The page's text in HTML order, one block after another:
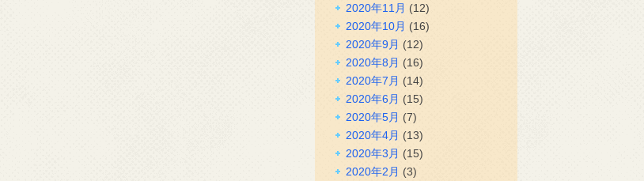
2020年11月 (12)
2020年10月 (16)
2020年9月 (12)
2020年8月 (16)
2020年7月 (14)
2020年6月 (15)
2020年5月 (7)
2020年4月 (13)
2020年3月 (15)
2020年2月 (3)